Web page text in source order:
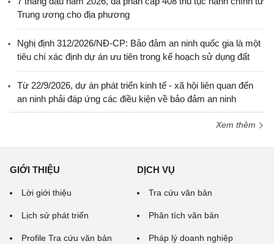
Trung ương cho địa phương
Nghị định 312/2026/NĐ-CP: Bảo đảm an ninh quốc gia là một
tiêu chí xác định dự án ưu tiên trong kế hoạch sử dụng đất
Từ 22/9/2026, dự án phát triển kinh tế - xã hội liên quan đến
an ninh phải đáp ứng các điều kiện về bảo đảm an ninh
Xem thêm
GIỚI THIỆU
Lời giới thiệu
Lịch sử phát triển
Profile Tra cứu văn bản
DỊCH VỤ
Tra cứu văn bản
Phân tích văn bản
Pháp lý doanh nghiệp